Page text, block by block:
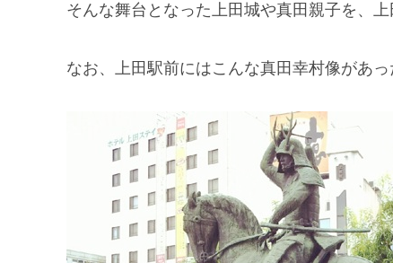
そんな舞台となった上田城や真田親子を、
なお、上田駅前にはこんな真田幸村像があっ